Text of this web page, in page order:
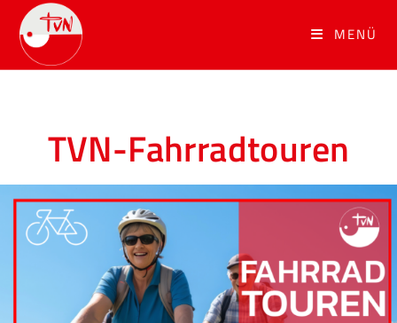
MENÜ
TVN-Fahrradtouren